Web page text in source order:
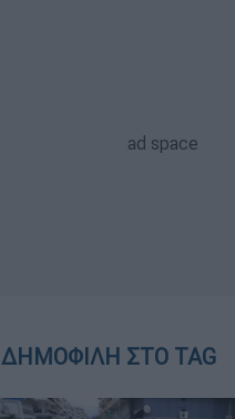
ΔΗΜΟΦΙΛΗ ΣΤΟ TAG